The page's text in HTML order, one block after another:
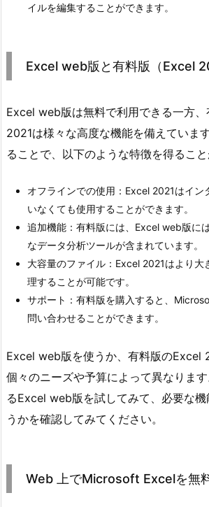
イルを編集することができます。
Excel web版と有料版（Excel
Excel web版は無料で利用できる一方
2021は様々な高度な機能を備えていま
ることで、以下のような特徴を得ること
オフラインでの使用：Excel 2021はイン
いなくても使用することができます。
追加機能：有料版には、Excel web版に
なデータ分析ツールが含まれています。
大容量のファイル：Excel 2021はより大
理することが可能です。
サポート：有料版を購入すると、
問い合わせることができます。
Excel web版を使うか、有料版のExcel
個々のニーズや予算によって異なりま
るExcel web版を試してみて、必要な
うかを確認してみてください。
Web 上でMicrosoft Excelを無